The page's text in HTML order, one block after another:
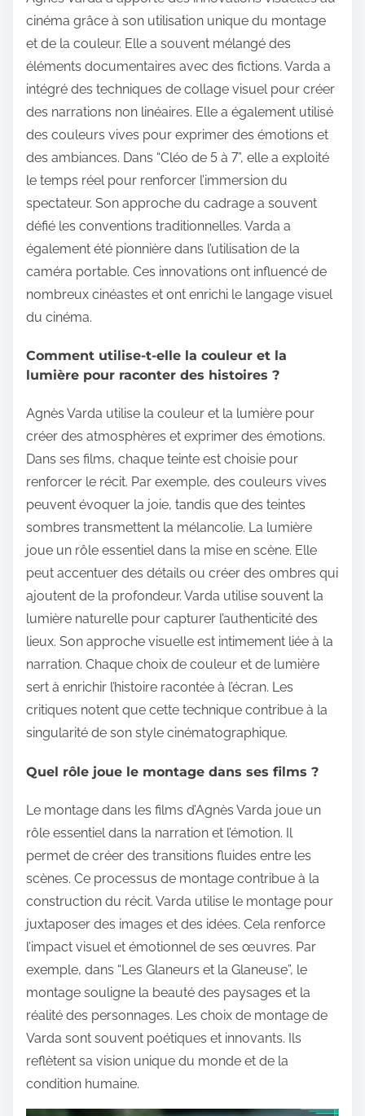
cinéma grâce à son utilisation unique du montage
et de la couleur. Elle a souvent mélangé des
éléments documentaires avec des fictions. Varda a
intégré des techniques de collage visuel pour créer
des narrations non linéaires. Elle a également utilisé
des couleurs vives pour exprimer des émotions et
des ambiances. Dans “Cléo de 5 à 7”, elle a exploité
le temps réel pour renforcer l’immersion du
spectateur. Son approche du cadrage a souvent
défié les conventions traditionnelles. Varda a
également été pionnière dans l’utilisation de la
caméra portable. Ces innovations ont influencé de
nombreux cinéastes et ont enrichi le langage visuel
du cinéma.
Comment utilise-t-elle la couleur et la
lumière pour raconter des histoires ?
Agnès Varda utilise la couleur et la lumière pour
créer des atmosphères et exprimer des émotions.
Dans ses films, chaque teinte est choisie pour
renforcer le récit. Par exemple, des couleurs vives
peuvent évoquer la joie, tandis que des teintes
sombres transmettent la mélancolie. La lumière
joue un rôle essentiel dans la mise en scène. Elle
peut accentuer des détails ou créer des ombres qui
ajoutent de la profondeur. Varda utilise souvent la
lumière naturelle pour capturer l’authenticité des
lieux. Son approche visuelle est intimement liée à la
narration. Chaque choix de couleur et de lumière
sert à enrichir l’histoire racontée à l’écran. Les
critiques notent que cette technique contribue à la
singularité de son style cinématographique.
Quel rôle joue le montage dans ses films ?
Le montage dans les films d’Agnès Varda joue un
rôle essentiel dans la narration et l’émotion. Il
permet de créer des transitions fluides entre les
scènes. Ce processus de montage contribue à la
construction du récit. Varda utilise le montage pour
juxtaposer des images et des idées. Cela renforce
l’impact visuel et émotionnel de ses œuvres. Par
exemple, dans “Les Glaneurs et la Glaneuse”, le
montage souligne la beauté des paysages et la
réalité des personnages. Les choix de montage de
Varda sont souvent poétiques et innovants. Ils
reflètent sa vision unique du monde et de la
condition humaine.